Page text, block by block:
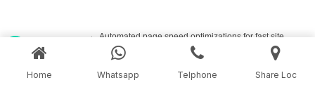
Home Whatsapp Telphone Share Loc